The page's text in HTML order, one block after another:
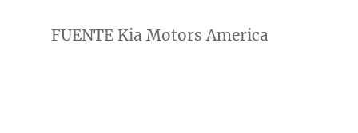
FUENTE Kia Motors America